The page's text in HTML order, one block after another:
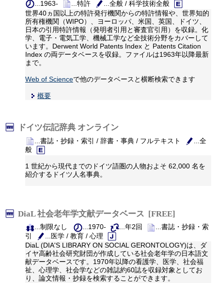
...1963- ...特許
...全般 / 科学技術全般
世界40ヵ国以上の特許発行機関からの特許情報や、世界知的
所有権機関（WIPO）、ヨーロッパ、米国、英国、ドイツ、
日本の引用特許情報（発明者引用と審査官引用）を収録。化
学、電子・電気工学、機械工学など全技術分野をカバーして
います。Derwent World Patents Index と Patents Citation
Index の両データベースを収録。ファイルは1963年以降最新
まで。
Web of Scienceで他のデータベースと横断検索できます
概要
ドイツ伝記辞典 オンライン
...書誌・抄録・索引 / 辞書・事典 / フルテキスト
...全
般
1 世紀から現代までのドイツ語圏の人物およそ 62,000 名を
紹介するドイツ人名事典。
DiaL 社会老年学文献データベース [FREE]
...制限なし ...1970- ...年2回
...書誌・抄録・索
引
...医学 / 教育 / 心理
DiaL (DIA'S LIBRARY ON SOCIAL GERONTOLOGY)は、ダ
イヤ高齢社会研究財団が作成している社会老年学の日本語文
献データベースです。1970年以降の看護学、医学、社会福
祉、心理学、社会学などの雑誌約60誌を収録対象としてお
り、論文情報・抄録を検索することができます。